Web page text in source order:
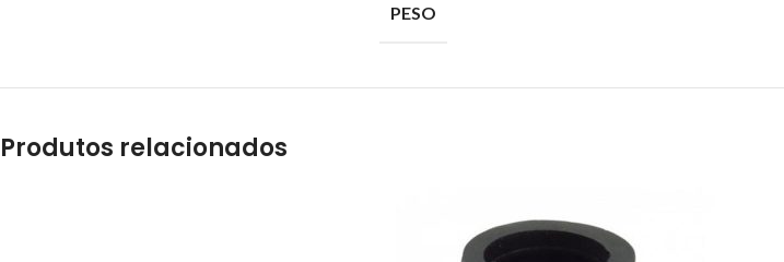
PESO
Produtos relacionados